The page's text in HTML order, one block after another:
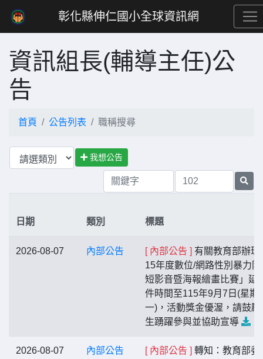
彰化縣伸仁國小全球資訊網
資訊組長(輔導主任)公
告
首頁 公告列表 職稱搜尋
我想公告
日期 類別 標題
2026-08-07 內部公告 [ 內部公告 ] 有關教育部辦理
15年度數位/網路性別暴力防
短影音暨海報繪畫比賽」延
件時間至115年9月7日(星期
一)，活動獎金優渥，請鼓勵
生踴躍參與並協助宣導
2026-08-07 內部公告 [ 內部公告 ] 轉知：教育部委